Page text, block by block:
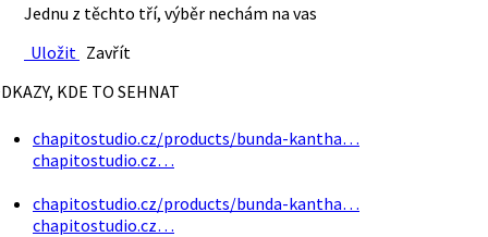
Jednu z těchto tří, výběr nechám na vas
Uložit Zavřít
KDE TO SEHNAT
chapitostudio.cz/products/bunda-kantha…
chapitostudio.cz…
chapitostudio.cz/products/bunda-kantha…
chapitostudio.cz…